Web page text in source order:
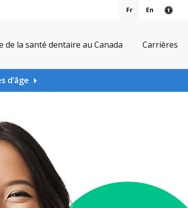
Fr En
de la santé dentaire au Canada Carrières
d’âge